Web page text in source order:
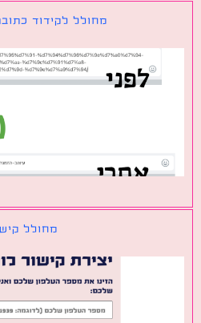
מחולל לקידוד כתובת עם
מחולל קישורי